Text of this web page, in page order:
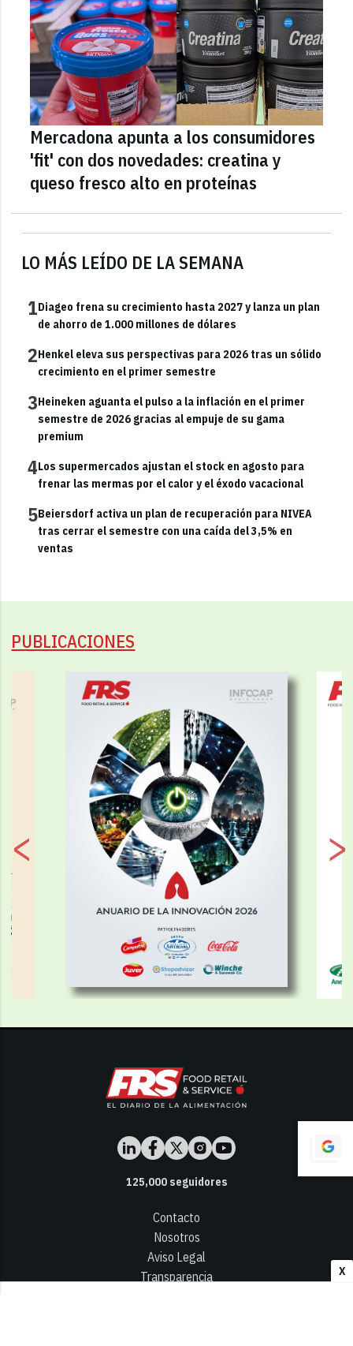
X
LO MÁS LEÍDO DE LA SEMANA
1Diageo frena su crecimiento hasta 2027 y lanza un plan
de ahorro de 1.000 millones de dólares
2Henkel eleva sus perspectivas para 2026 tras un sólido
crecimiento en el primer semestre
3Heineken aguanta el pulso a la inflación en el primer
semestre de 2026 gracias al empuje de su gama
premium
4Los supermercados ajustan el stock en agosto para
frenar las mermas por el calor y el éxodo vacacional
5Beiersdorf activa un plan de recuperación para NIVEA
tras cerrar el semestre con una caída del 3,5% en
ventas
Mercadona apunta a los consumidores
'fit' con dos novedades: creatina y
queso fresco alto en proteínas
PUBLICACIONES
125,000seguidores
Contacto
Nosotros
Aviso Legal
Transparencia